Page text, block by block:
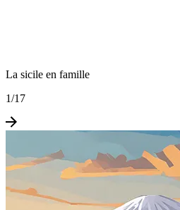
La sicile en famille
1/17